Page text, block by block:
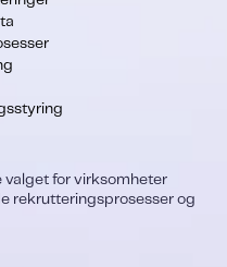
valget for virksomheter
rekrutteringsprosesser og